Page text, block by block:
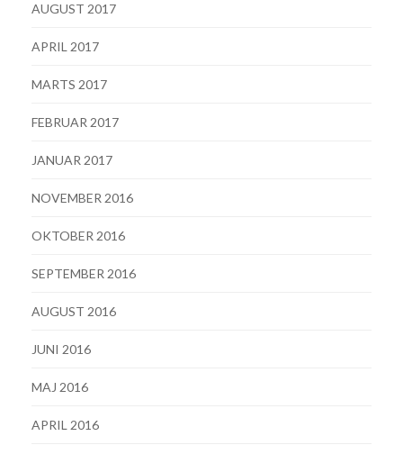
AUGUST 2017
APRIL 2017
MARTS 2017
FEBRUAR 2017
JANUAR 2017
NOVEMBER 2016
OKTOBER 2016
SEPTEMBER 2016
AUGUST 2016
JUNI 2016
MAJ 2016
APRIL 2016